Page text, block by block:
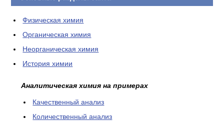
Физическая химия
Органическая химия
Неорганическая химия
История химии
Аналитическая химия на примерах
Качественный анализ
Количественный анализ